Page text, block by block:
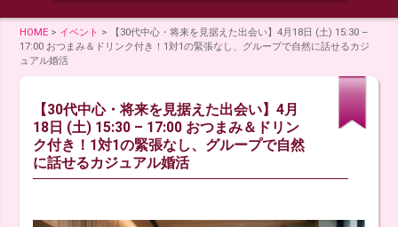
HOME > イベント >
【30代中心・将来を見据えた出会い】4月18日 (土) 15:30 –
17:00 おつまみ＆ドリンク付き！1対1の緊張なし、グループで自然に話せるカジ
ュアル婚活
【30代中心・将来を見据えた出会い】4月
18日 (土) 15:30 – 17:00 おつまみ＆ドリン
ク付き！1対1の緊張なし、グループで自然
に話せるカジュアル婚活